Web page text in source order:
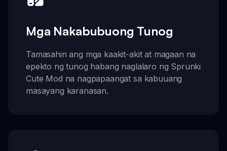
Mga Nakabubuong Tunog
Tamasahin ang mga kaakit-akit at magaan na
epekto ng tunog habang naglalaro ng Sprunki
Cute Mod na nagpapaangat sa kabuuang
masayang karanasan.